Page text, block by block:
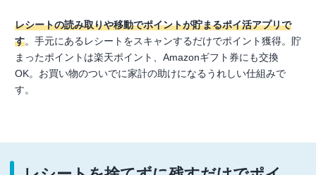
レシートの読み取りや移動でポイントが貯まるポイ活アプリで
す。手元にあるレシートをスキャンするだけでポイント獲得。貯
まったポイントは楽天ポイント、Amazonギフト券にも交換
OK。お買い物のついでに家計の助けになるうれしい仕組みで
す。